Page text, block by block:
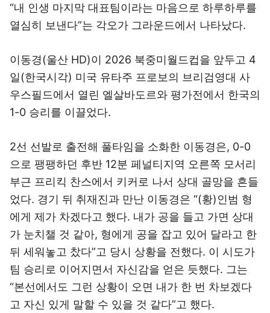
“내 인생 마지막 대표팀이라는 마음으로 하루하루를
열심히 보낸다”는 각오가 그라운드에서 나타났다.
이동경(울산 HD)이 2026 북중미월드컵을 앞두고 4
일(한국시각) 미국 유타주 프로보의 브리검영대 사
우스필드에서 열린 엘살바도르와 평가전에서 한국의
1-0 승리를 이끌었다.
2선 선발로 출전해 풀타임을 소화한 이동경은, 0-0
으로 팽팽하던 후반 12분 페널티지역 오른쪽 모서리
부근 프리킥 찬스에서 키커로 나서 상대 골망을 흔들
었다. 경기 뒤 취재진과 만난 이동경은 “(황)인범 형
에게 제가 차겠다고 했다. 내가 공을 들고 가면 상대
가 눈치챌 것 같아, 형에게 공을 잡고 있어 달라고 한
뒤 세워놓고 찼다”고 당시 상황을 전했다. 이 시도가
팀 승리로 이어지면서 자신감을 얻은 듯했다. 그는
“본선에서도 그런 상황이 오면 내가 한 번 차보겠다
고 자신 있게 말할 수 있을 것 같다”고 했다.